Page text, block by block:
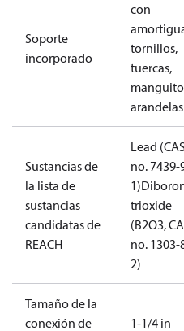
Soporte
incorporado
con
tornillos,
tuercas,
arandelas
Sustancias de
la lista de
sustancias
candidatas de
REACH
Lead
no. 7439-
1)
trioxide
(B2O3,
no. 1303-
2)
Tamaño de la
conexión de
1-1/4 in